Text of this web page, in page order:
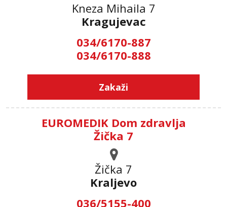
Kneza Mihaila 7
Kragujevac
034/6170-887
034/6170-888
Zakaži
EUROMEDIK Dom zdravlja
Žička 7
Žička 7
Kraljevo
036/5155-400